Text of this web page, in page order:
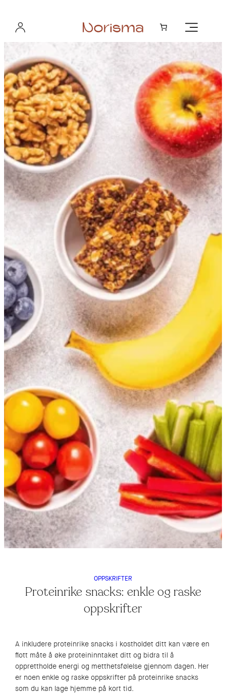
innhold
OPPSKRIFTER
Proteinrike snacks: enkle og raske
oppskrifter
A inkludere proteinrike snacks i kostholdet ditt kan være en
flott måte å øke proteininntaket ditt og bidra til å
opprettholde energi og metthetsfølelse gjennom dagen. Her
er noen enkle og raske oppskrifter på proteinrike snacks
som du kan lage hjemme på kort tid.